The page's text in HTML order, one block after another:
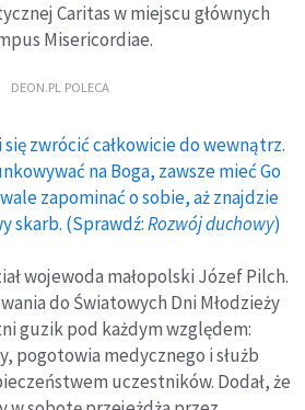
Caritas w miejscu głównych
Misericordiae.
DEON.PL POLECA
zwrócić całkowicie do wewnątrz.
na Boga, zawsze mieć Go
zapominać o sobie, aż znajdzie
skarb. (Sprawdź:Rozwój duchowy)
wojewoda małopolski Józef Pilch.
do Światowych Dni Młodzieży
guzik pod każdym względem:
pogotowia medycznego i służb
uczestników. Dodał, że